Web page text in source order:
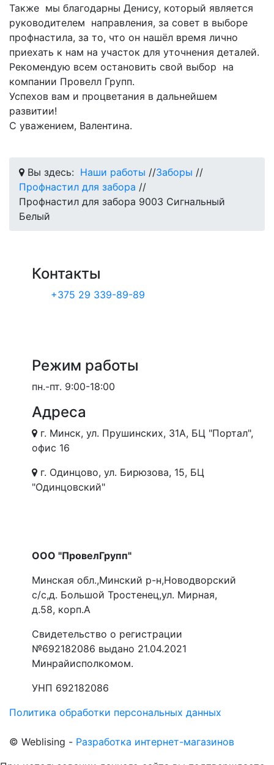
Также мы благодарны Денису, который является
руководителем направления, за совет в выборе
профнастила, за то, что он нашёл время лично
приехать к нам на участок для уточнения деталей.
Рекомендую всем остановить свой выбор на
компании Провелл Групп.
Успехов вам и процветания в дальнейшем
развитии!
С уважением, Валентина.
Вы здесь: Наши работы //Заборы //
Профнастил для забора //
Профнастил для забора 9003 Сигнальный
Белый
Контакты
+375 29 339-89-89
Режим работы
пн.-пт. 9:00-18:00
Адреса
г. Минск, ул. Прушинских, 31А, БЦ "Портал",
офис 16
г. Одинцово, ул. Бирюзова, 15, БЦ
"Одинцовский"
ООО "ПровелГрупп"
Минская обл.,Минский р-н,Новодворский
с/с,д. Большой Тростенец,ул. Мирная,
д.58, корп.А
Свидетельство о регистрации
№692182086 выдано 21.04.2021
Минрайисполкомом.
УНП 692182086
© Weblising - Разработка интернет-магазинов
Политика обработки персональных данных